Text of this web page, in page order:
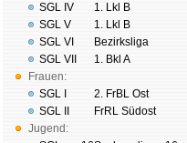
SGL IV
SGL V
SGL VI
SGL VII
Frauen:
SGL I
SGL II
Jugend:
1. Lkl B
1. Lkl B
Bezirksliga
1. Bkl A
2. FrBL Ost
FrRL Südost